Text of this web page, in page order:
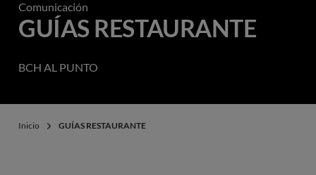
Comunicación
GUÍAS RESTAURANTE
BCH AL PUNTO
Inicio GUÍAS RESTAURANTE